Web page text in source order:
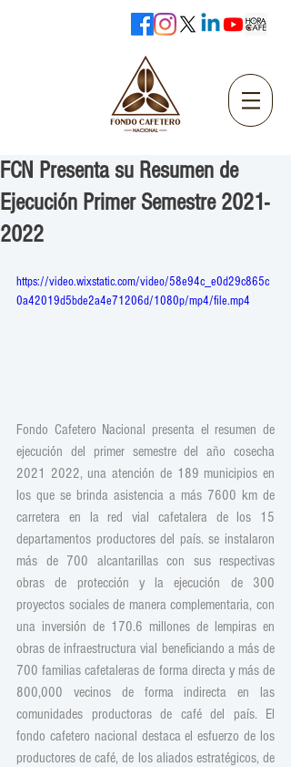
FCN Presenta su Resumen de
Ejecución Primer Semestre 2021-
2022
https://video.wixstatic.com/video/58e94c_e0d29c865c
0a42019d5bde2a4e71206d/1080p/mp4/file.mp4
Fondo Cafetero Nacional presenta el resumen de
ejecución del primer semestre del año cosecha
2021 2022, una atención de 189 municipios en
los que se brinda asistencia a más 7600 km de
carretera en la red vial cafetalera de los 15
departamentos productores del país. se instalaron
más de 700 alcantarillas con sus respectivas
obras de protección y la ejecución de 300
proyectos sociales de manera complementaria, con
una inversión de 170.6 millones de lempiras en
obras de infraestructura vial beneficiando a más de
700 familias cafetaleras de forma directa y más de
800,000 vecinos de forma indirecta en las
comunidades productoras de café del país. El
fondo cafetero nacional destaca el esfuerzo de los
productores de café, de los aliados estratégicos, de